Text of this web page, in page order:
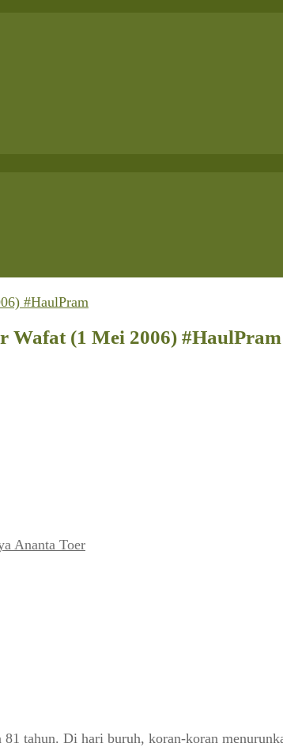
Wafat (1 Mei 2006) #HaulPram
Ananta Toer
tahun. Di hari buruh, koran-koran